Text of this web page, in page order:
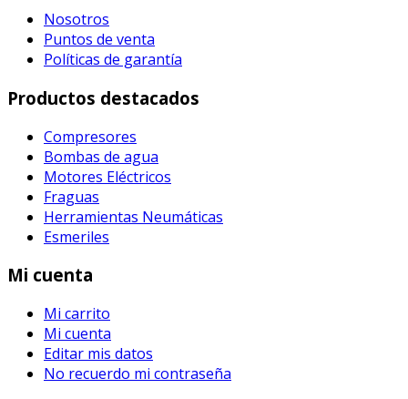
Nosotros
Puntos de venta
Políticas de garantía
Productos destacados
Compresores
Bombas de agua
Motores Eléctricos
Fraguas
Herramientas Neumáticas
Esmeriles
Mi cuenta
Mi carrito
Mi cuenta
Editar mis datos
No recuerdo mi contraseña